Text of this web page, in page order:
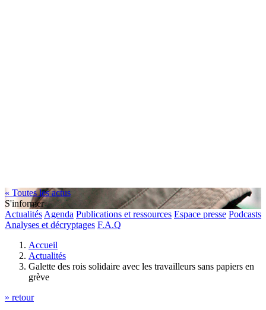
« Toutes les actus
S'informer
Actualités Agenda Publications et ressources Espace presse Podcasts
Analyses et décryptages F.A.Q
Accueil
Actualités
Galette des rois solidaire avec les travailleurs sans papiers en
grève
» retour